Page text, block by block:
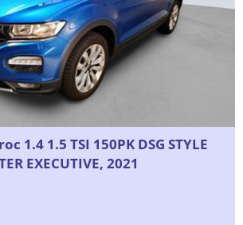
1.4 1.5 TSI 150PK DSG STYLE
EXECUTIVE, 2021